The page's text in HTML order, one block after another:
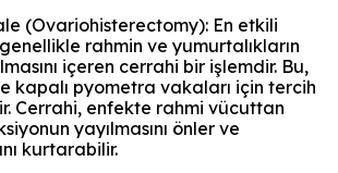
(Ovariohisterectomy): En etkili
rahmin ve yumurtalıkların
içeren cerrahi bir işlemdir. Bu,
kapalı pyometra vakaları için tercih
Cerrahi, enfekte rahmi vücuttan
yayılmasını önler ve
kurtarabilir.